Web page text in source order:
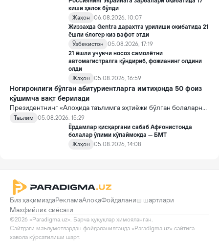
киши ҳалок бўлди
Жаҳон
06.08.2026, 10:07
Жиззахда Gentra дарахтга урилиши оқибатида 21
ёшли блогер қиз вафот этди
Ўзбекистон
05.08.2026, 17:19
21 ёшли учувчи носоз самолётни
автомагистралга қўндириб, фожианинг олдини
олди
Жаҳон
05.08.2026, 16:59
Ногиронлиги бўлган абитуриентларга имтиҳонда 50 фоиз
қўшимча вақт берилади
Президентнинг «Алоҳида таълимга эҳтиёжи бўлган болаларни
таълим ва ижтимоий хизматлар билан қамраб олиш тизимини
такомиллаштириш бўйича қўшимча чора-тадбирлар
тўғрисида»ги қарори билан инклюзив таълим соҳасида қатор
янги механизмлар жорий этилади.
Таълим
05.08.2026, 15:29
Ёрдамлар қисқаргани сабаб Афғонистонда
болалар ўлими кўпаймоқда — БМТ
Жаҳон
05.08.2026, 14:08
Биз ҳақимиздаРекламаАлоқаФойдаланиш шартлари
Махфийлик сиёсати
©2026 «Paradigma.uz». Барча ҳуқуқлар ҳимояланган.
Сайтдаги маълумотлардан фойдаланилганда «Paradigma.uz» сайтига
хавола кўрсатилиши шарт.